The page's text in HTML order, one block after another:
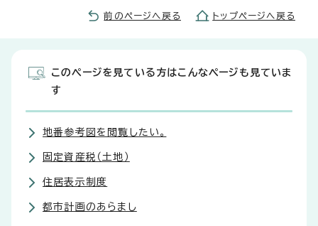
前のページへ戻る トップページへ戻る
このページを見ている方はこんなページも見ていま
す
地番参考図を閲覧したい。
固定資産税（土地）
住居表示制度
都市計画のあらまし